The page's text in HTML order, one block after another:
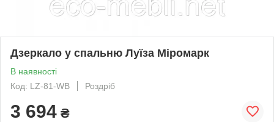
Дзеркало у спальню Луїза Міромарк
В наявності
Код: LZ-81-WB
Роздріб
3 694 ₴